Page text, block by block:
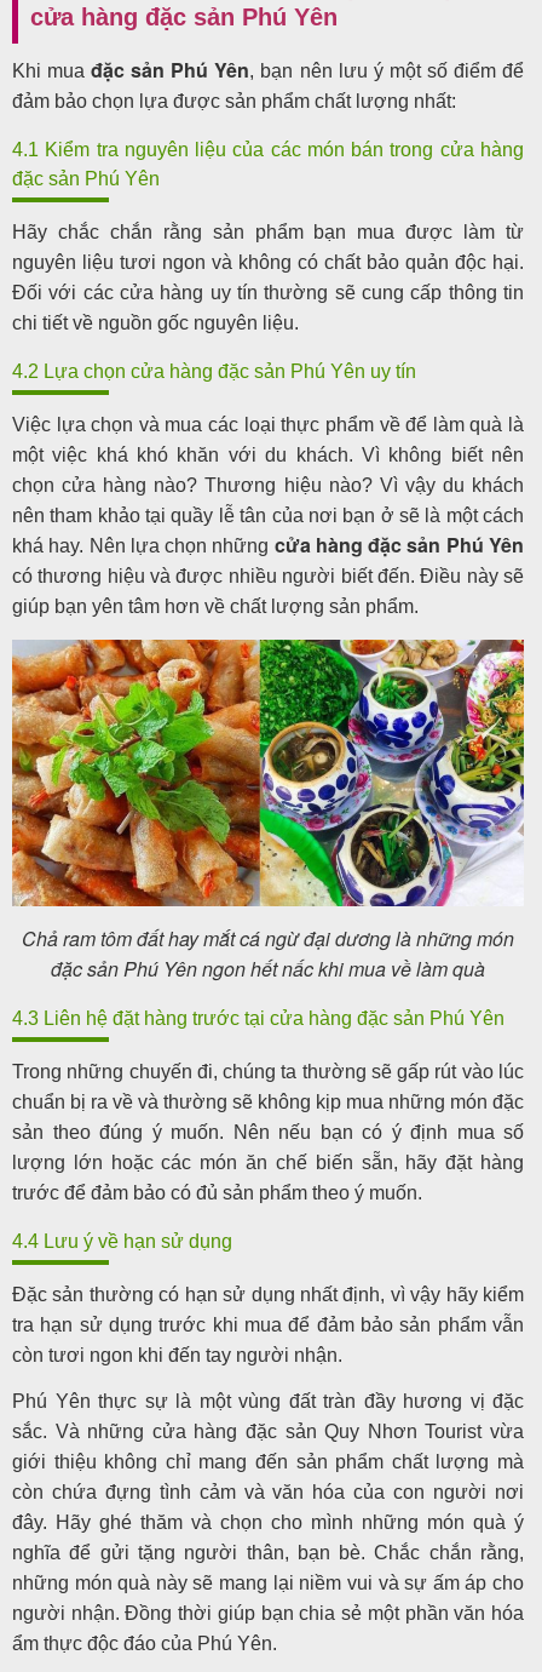
cửa hàng đặc sản Phú Yên
Khi muađặc sản Phú Yên, bạn nên lưu ý một số điểm để
đảm bảo chọn lựa được sản phẩm chất lượng nhất:
4.1 Kiểm tra nguyên liệu của các món bán trong cửa hàng
đặc sản Phú Yên
Hãy chắc chắn rằng sản phẩm bạn mua được làm từ
nguyên liệu tươi ngon và không có chất bảo quản độc hại.
Đối với các cửa hàng uy tín thường sẽ cung cấp thông tin
chi tiết về nguồn gốc nguyên liệu.
4.2 Lựa chọn cửa hàng đặc sản Phú Yên uy tín
Việc lựa chọn và mua các loại thực phẩm về để làm quà là
một việc khá khó khăn với du khách. Vì không biết nên
chọn cửa hàng nào? Thương hiệu nào? Vì vậy du khách
nên tham khảo tại quầy lễ tân của nơi bạn ở sẽ là một cách
khá hay. Nên lựa chọn những cửa hàng đặc sản Phú Yên
có thương hiệu và được nhiều người biết đến. Điều này sẽ
giúp bạn yên tâm hơn về chất lượng sản phẩm.
Chả ram tôm đất hay mắt cá ngừ đại dương là những món
đặc sản Phú Yên ngon hết nấc khi mua về làm quà
4.3 Liên hệ đặt hàng trước tại cửa hàng đặc sản Phú Yên
Trong những chuyến đi, chúng ta thường sẽ gấp rút vào lúc
chuẩn bị ra về và thường sẽ không kịp mua những món đặc
sản theo đúng ý muốn. Nên nếu bạn có ý định mua số
lượng lớn hoặc các món ăn chế biến sẵn, hãy đặt hàng
trước để đảm bảo có đủ sản phẩm theo ý muốn.
4.4 Lưu ý về hạn sử dụng
Đặc sản thường có hạn sử dụng nhất định, vì vậy hãy kiểm
tra hạn sử dụng trước khi mua để đảm bảo sản phẩm vẫn
còn tươi ngon khi đến tay người nhận.
Phú Yên thực sự là một vùng đất tràn đầy hương vị đặc
sắc. Và những cửa hàng đặc sản Quy Nhơn Tourist vừa
giới thiệu không chỉ mang đến sản phẩm chất lượng mà
còn chứa đựng tình cảm và văn hóa của con người nơi
đây. Hãy ghé thăm và chọn cho mình những món quà ý
nghĩa để gửi tặng người thân, bạn bè. Chắc chắn rằng,
những món quà này sẽ mang lại niềm vui và sự ấm áp cho
người nhận. Đồng thời giúp bạn chia sẻ một phần văn hóa
ẩm thực độc đáo của Phú Yên.